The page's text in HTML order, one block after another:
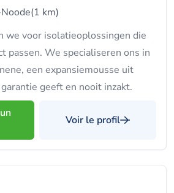
(1 km)
we voor isolatieoplossingen die
passen. We specialiseren ons in
een expansiemousse uit
geeft en nooit inzakt.
Voir le profil